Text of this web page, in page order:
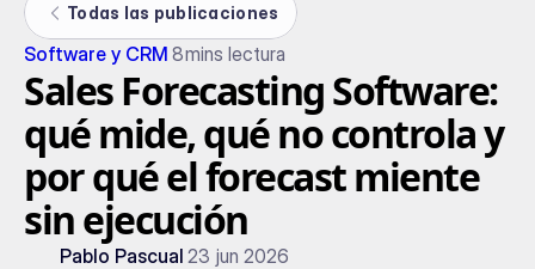
Todas las publicaciones
Software y CRM 8mins lectura
Sales Forecasting Software:
qué mide, qué no controla y
por qué el forecast miente
sin ejecución
Pablo Pascual 23 jun 2026